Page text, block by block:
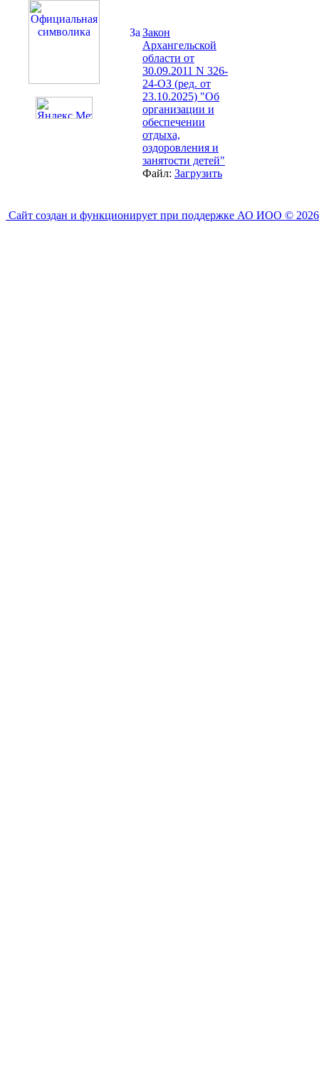
Закон
Архангельской
области от
30.09.2011 N 326-
24-ОЗ (ред. от
23.10.2025) "Об
организации и
обеспечении
отдыха,
оздоровления и
занятости детей"
Файл: Загрузить
Сайт создан и функционирует при поддержке АО ИОО © 2026